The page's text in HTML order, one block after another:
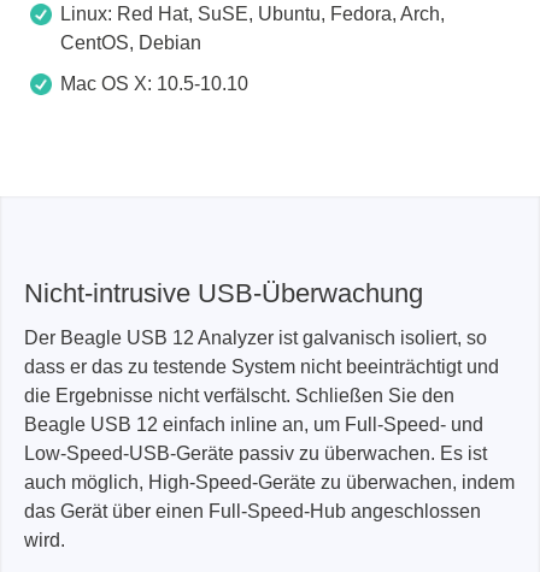
Linux: Red Hat, SuSE, Ubuntu, Fedora, Arch,
CentOS, Debian
Mac OS X: 10.5-10.10
Nicht-intrusive USB-Überwachung
Der Beagle USB 12 Analyzer ist galvanisch isoliert, so
dass er das zu testende System nicht beeinträchtigt und
die Ergebnisse nicht verfälscht. Schließen Sie den
Beagle USB 12 einfach inline an, um Full-Speed- und
Low-Speed-USB-Geräte passiv zu überwachen. Es ist
auch möglich, High-Speed-Geräte zu überwachen, indem
das Gerät über einen Full-Speed-Hub angeschlossen
wird.